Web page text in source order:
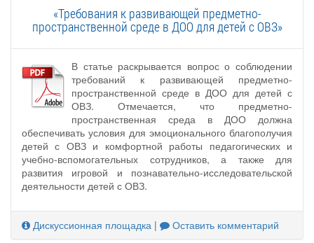
«Требования к развивающей предметно-
пространственной среде в ДОО для детей с ОВЗ»
В статье раскрывается вопрос о соблюдении
требований к развивающей предметно-
пространственной среде в ДОО для детей с
ОВЗ. Отмечается, что предметно-
пространственная среда в ДОО должна
обеспечивать условия для эмоционального благополучия
детей с ОВЗ и комфортной работы педагогических и
учебно-вспомогательных сотрудников, а также для
развития игровой и познавательно-исследовательской
деятельности детей с ОВЗ.
Дискуссионная площадка | Оставить комментарий